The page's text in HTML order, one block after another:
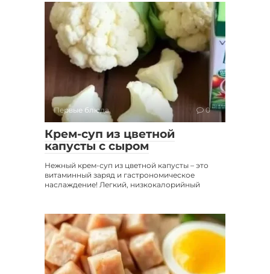
Первые блюда 0
Крем-суп из цветной
капусты с сыром
Нежный крем-суп из цветной капусты – это
витаминный заряд и гастрономическое
наслаждение! Легкий, низкокалорийный